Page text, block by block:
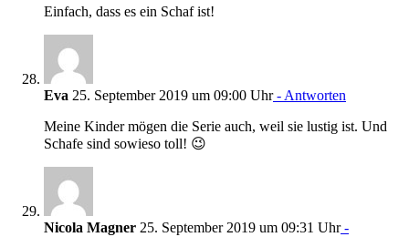
Einfach, dass es ein Schaf ist!
Eva 25. September 2019 um 09:00 Uhr- Antworten
Meine Kinder mögen die Serie auch, weil sie lustig ist. Und
Schafe sind sowieso toll! 😉
Nicola Magner 25. September 2019 um 09:31 Uhr-